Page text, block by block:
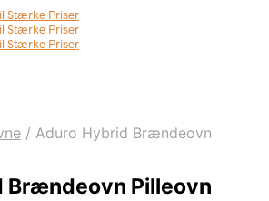
/ Aduro Hybrid Brændeovn
Brændeovn Pilleovn